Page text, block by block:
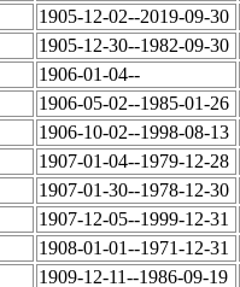
1905-12-02--2019-09-30
1905-12-30--1982-09-30
1906-01-04--
1906-05-02--1985-01-26
1906-10-02--1998-08-13
1907-01-04--1979-12-28
1907-01-30--1978-12-30
1907-12-05--1999-12-31
1908-01-01--1971-12-31
1909-12-11--1986-09-19